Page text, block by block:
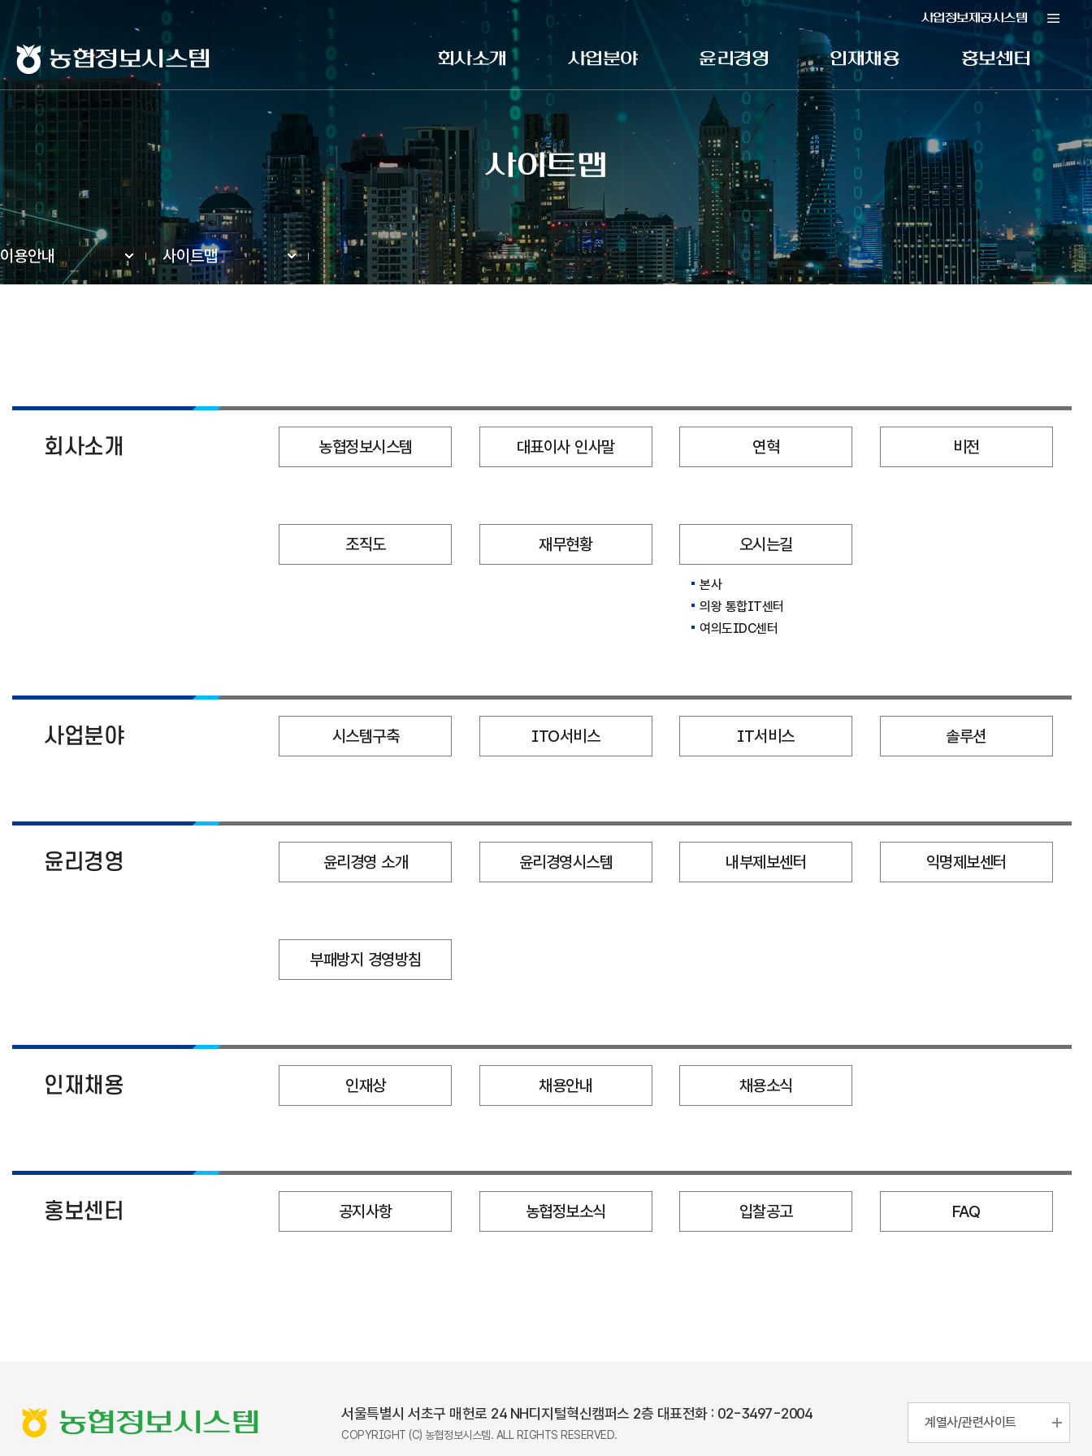
농협정보시스템 회사소개
농협정보시스템
대표이사 인사말
연혁
비전
조직도
재무현황
오시는길
사업분야
시스템구축
IT서비스
솔루션
윤리경영
윤리경영 소개
윤리경영시스템
내부제보센터
익명제보센터
부패방지 경영방침
인재채용
인재상
채용안내
채용소식
홍보센터
공지사항
농협정보소식
입찰공고
FAQ
사업정보제공시스템
사이트맵
이용안내 사이트맵
회사소개 농협정보시스템 대표이사 인사말 연혁 비전
조직도 재무현황 오시는길
본사
의왕 통합IT센터
여의도IDC센터
사업분야 시스템구축 ITO서비스 IT서비스 솔루션
윤리경영 윤리경영 소개 윤리경영시스템 내부제보센터 익명제보센터
부패방지 경영방침
인재채용 인재상 채용안내 채용소식
홍보센터 공지사항 농협정보소식 입찰공고 FAQ
농협정보시스템 서울특별시 서초구 매헌로 24 NH디지털혁신캠퍼스 2층 대표전화 : 02-3497-2004
COPYRIGHT (C) 농협정보시스템. ALL RIGHTS RESERVED.
계열사/관련사이트